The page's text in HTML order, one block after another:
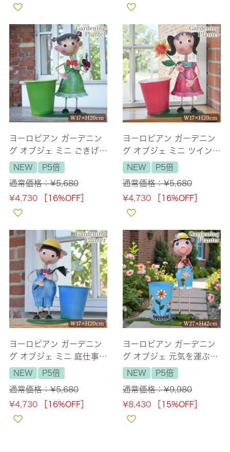
ヨーロピアン ガーデニン
グ オブジェ ミニ ごきげん
な少女（プランターカバ
ー）
NEW
P5倍
通常価格：¥5,680
¥4,730 ［16%OFF］
ヨーロピアン ガーデニン
グ オブジェ ミニ ツインテ
ール少女（プランターカ
バー）
NEW
P5倍
通常価格：¥5,680
¥4,730 ［16%OFF］
ヨーロピアン ガーデニン
グ オブジェ ミニ 庭仕事の
少年（プランターカバ
ー）
NEW
P5倍
通常価格：¥5,680
¥4,730 ［16%OFF］
ヨーロピアン ガーデニン
グ オブジェ 元気を運ぶラ
ッパの少年（プランター
カバー） 【送料無料】
NEW
P5倍
通常価格：¥9,980
¥8,430 ［15%OFF］